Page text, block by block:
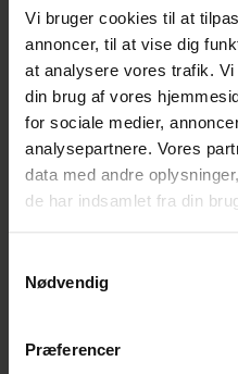
Vi bruger cookies til at
annoncer, til at vise dig
at analysere vores trafik.
din brug af vores
for sociale medier,
analysepartnere. Vores
data med andre
de har indsamlet fra din
Nødvendig
Præferencer
den nødvendige
hvis du for
eller 10. klasse – så
Mesterlære elev,
derimod som
du over 25, så vil du
voksenelev, og her
adgangskravene og
Lyder det som
Denne